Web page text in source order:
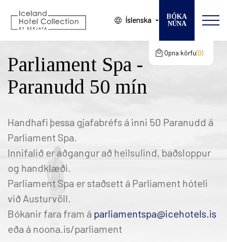
Íslenska
BÓKA
NÚNA
VELDU HÓTEL
Opna körfu 0
Karfan þín
Karfan þín er tóm
Parliament Spa -
Paranudd 50 mín
Handhafi þessa gjafabréfs á inni 50 Paranudd á
Parliament Spa.
Innifalið er aðgangur að heilsulind, baðsloppur
og handklæði.
Parliament Spa er staðsett á Parliament hóteli
við Austurvöll.
Bókanir fara fram á parliamentspa@icehotels.is
eða á noona.is/parliament